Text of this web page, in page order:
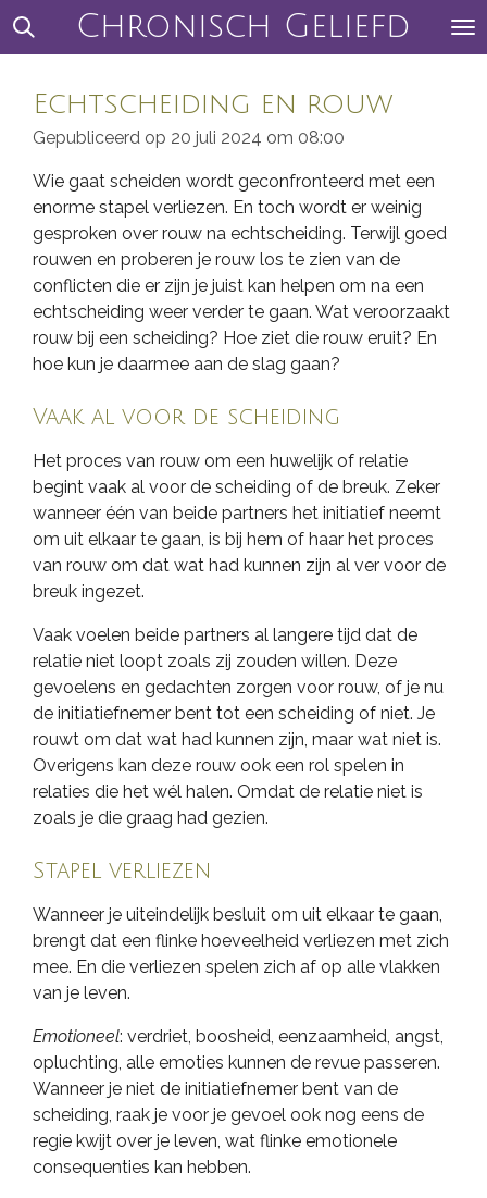
Ga
hoofdinhoud
Chronisch Geliefd
Echtscheiding en rouw
Gepubliceerd op 20 juli 2024 om 08:00
Wie gaat scheiden wordt geconfronteerd met een
enorme stapel verliezen. En toch wordt er weinig
gesproken over rouw na echtscheiding. Terwijl goed
rouwen en proberen je rouw los te zien van de
conflicten die er zijn je juist kan helpen om na een
echtscheiding weer verder te gaan. Wat veroorzaakt
rouw bij een scheiding? Hoe ziet die rouw eruit? En
hoe kun je daarmee aan de slag gaan?
Vaak al voor de scheiding
Het proces van rouw om een huwelijk of relatie
begint vaak al voor de scheiding of de breuk. Zeker
wanneer één van beide partners het initiatief neemt
om uit elkaar te gaan, is bij hem of haar het proces
van rouw om dat wat had kunnen zijn al ver voor de
breuk ingezet.
Vaak voelen beide partners al langere tijd dat de
relatie niet loopt zoals zij zouden willen. Deze
gevoelens en gedachten zorgen voor rouw, of je nu
de initiatiefnemer bent tot een scheiding of niet. Je
rouwt om dat wat had kunnen zijn, maar wat niet is.
Overigens kan deze rouw ook een rol spelen in
relaties die het wél halen. Omdat de relatie niet is
zoals je die graag had gezien.
Stapel verliezen
Wanneer je uiteindelijk besluit om uit elkaar te gaan,
brengt dat een flinke hoeveelheid verliezen met zich
mee. En die verliezen spelen zich af op alle vlakken
van je leven.
Emotioneel: verdriet, boosheid, eenzaamheid, angst,
opluchting, alle emoties kunnen de revue passeren.
Wanneer je niet de initiatiefnemer bent van de
scheiding, raak je voor je gevoel ook nog eens de
regie kwijt over je leven, wat flinke emotionele
consequenties kan hebben.